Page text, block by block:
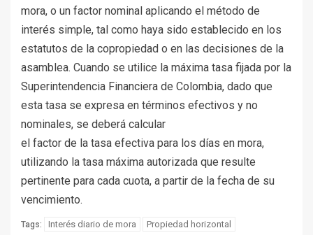
mora, o un factor nominal aplicando el método de
interés simple, tal como haya sido establecido en los
estatutos de la copropiedad o en las decisiones de la
asamblea. Cuando se utilice la máxima tasa fijada por la
Superintendencia Financiera de Colombia, dado que
esta tasa se expresa en términos efectivos y no
nominales, se deberá calcular
el factor de la tasa efectiva para los días en mora,
utilizando la tasa máxima autorizada que resulte
pertinente para cada cuota, a partir de la fecha de su
vencimiento.
Tags: Interés diario de mora Propiedad horizontal